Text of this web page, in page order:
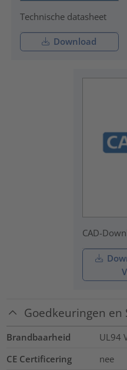
Technische datasheet
Download
CAD-
Goedkeuringen en
Brandbaarheid
UL94
CE Certificering
nee